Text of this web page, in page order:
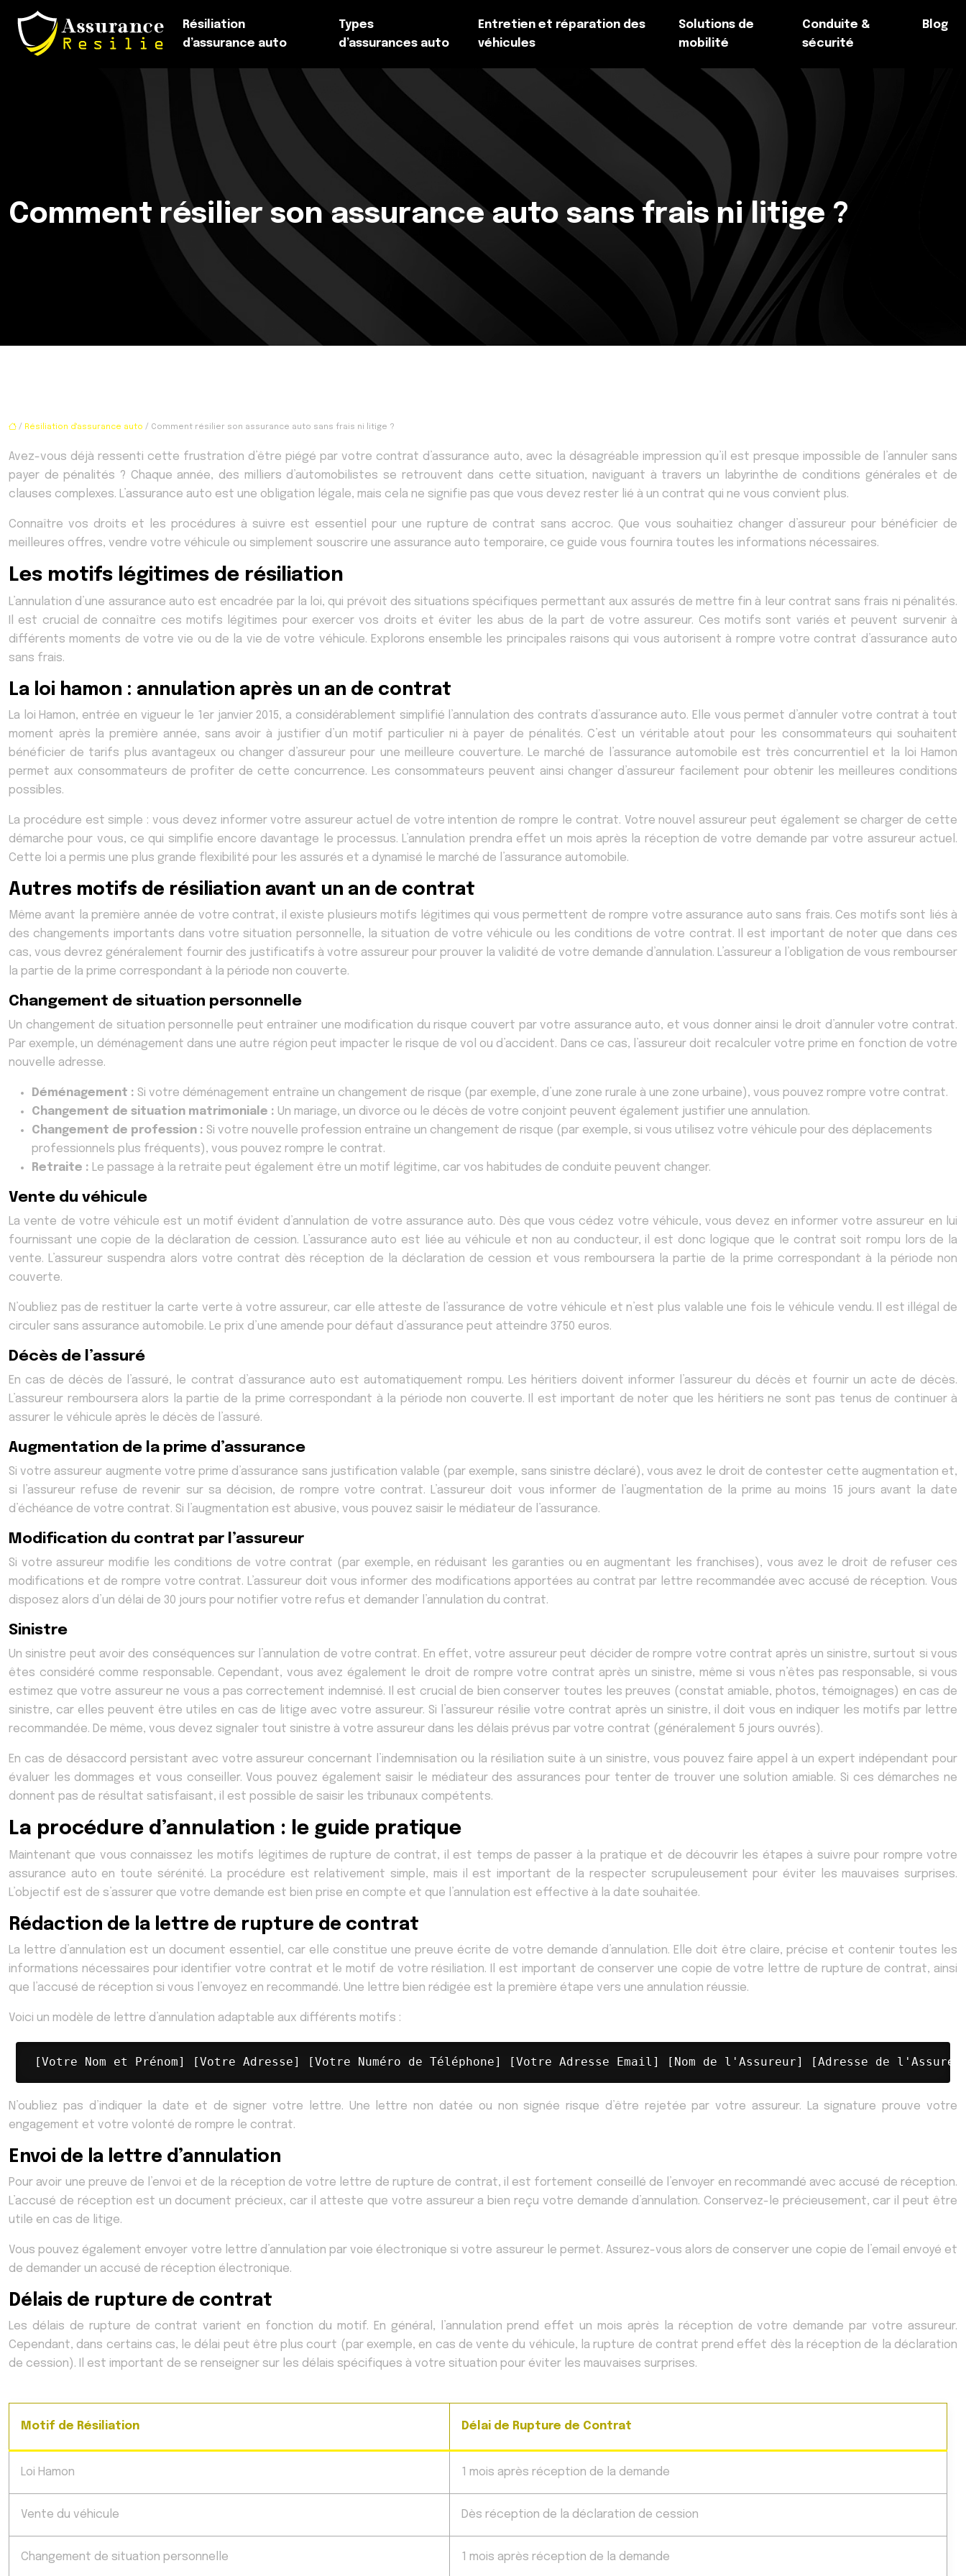
Résiliation
d’assurance auto
Types
d’assurances auto
Entretien et réparation des
véhicules
Solutions de
mobilité
Conduite &
sécurité
Blog
Comment résilier son assurance auto sans frais ni litige ?
/ Résiliation d'assurance auto / Comment résilier son assurance auto sans frais ni litige ?
Avez-vous déjà ressenti cette frustration d’être piégé par votre contrat d’assurance auto, avec la désagréable impression qu’il est presque impossible de l’annuler sans
payer de pénalités ? Chaque année, des milliers d’automobilistes se retrouvent dans cette situation, naviguant à travers un labyrinthe de conditions générales et de
clauses complexes. L’assurance auto est une obligation légale, mais cela ne signifie pas que vous devez rester lié à un contrat qui ne vous convient plus.
Connaître vos droits et les procédures à suivre est essentiel pour une rupture de contrat sans accroc. Que vous souhaitiez changer d’assureur pour bénéficier de
meilleures offres, vendre votre véhicule ou simplement souscrire une assurance auto temporaire, ce guide vous fournira toutes les informations nécessaires.
Les motifs légitimes de résiliation
L’annulation d’une assurance auto est encadrée par la loi, qui prévoit des situations spécifiques permettant aux assurés de mettre fin à leur contrat sans frais ni pénalités.
Il est crucial de connaître ces motifs légitimes pour exercer vos droits et éviter les abus de la part de votre assureur. Ces motifs sont variés et peuvent survenir à
différents moments de votre vie ou de la vie de votre véhicule. Explorons ensemble les principales raisons qui vous autorisent à rompre votre contrat d’assurance auto
sans frais.
La loi hamon : annulation après un an de contrat
La loi Hamon, entrée en vigueur le 1er janvier 2015, a considérablement simplifié l’annulation des contrats d’assurance auto. Elle vous permet d’annuler votre contrat à tout
moment après la première année, sans avoir à justifier d’un motif particulier ni à payer de pénalités. C’est un véritable atout pour les consommateurs qui souhaitent
bénéficier de tarifs plus avantageux ou changer d’assureur pour une meilleure couverture. Le marché de l’assurance automobile est très concurrentiel et la loi Hamon
permet aux consommateurs de profiter de cette concurrence. Les consommateurs peuvent ainsi changer d’assureur facilement pour obtenir les meilleures conditions
possibles.
La procédure est simple : vous devez informer votre assureur actuel de votre intention de rompre le contrat. Votre nouvel assureur peut également se charger de cette
démarche pour vous, ce qui simplifie encore davantage le processus. L’annulation prendra effet un mois après la réception de votre demande par votre assureur actuel.
Cette loi a permis une plus grande flexibilité pour les assurés et a dynamisé le marché de l’assurance automobile.
Autres motifs de résiliation avant un an de contrat
Même avant la première année de votre contrat, il existe plusieurs motifs légitimes qui vous permettent de rompre votre assurance auto sans frais. Ces motifs sont liés à
des changements importants dans votre situation personnelle, la situation de votre véhicule ou les conditions de votre contrat. Il est important de noter que dans ces
cas, vous devrez généralement fournir des justificatifs à votre assureur pour prouver la validité de votre demande d’annulation. L’assureur a l’obligation de vous rembourser
la partie de la prime correspondant à la période non couverte.
Changement de situation personnelle
Un changement de situation personnelle peut entraîner une modification du risque couvert par votre assurance auto, et vous donner ainsi le droit d’annuler votre contrat.
Par exemple, un déménagement dans une autre région peut impacter le risque de vol ou d’accident. Dans ce cas, l’assureur doit recalculer votre prime en fonction de votre
nouvelle adresse.
Déménagement : Si votre déménagement entraîne un changement de risque (par exemple, d’une zone rurale à une zone urbaine), vous pouvez rompre votre contrat.
Changement de situation matrimoniale : Un mariage, un divorce ou le décès de votre conjoint peuvent également justifier une annulation.
Changement de profession : Si votre nouvelle profession entraîne un changement de risque (par exemple, si vous utilisez votre véhicule pour des déplacements
professionnels plus fréquents), vous pouvez rompre le contrat.
Retraite : Le passage à la retraite peut également être un motif légitime, car vos habitudes de conduite peuvent changer.
Vente du véhicule
La vente de votre véhicule est un motif évident d’annulation de votre assurance auto. Dès que vous cédez votre véhicule, vous devez en informer votre assureur en lui
fournissant une copie de la déclaration de cession. L’assurance auto est liée au véhicule et non au conducteur, il est donc logique que le contrat soit rompu lors de la
vente. L’assureur suspendra alors votre contrat dès réception de la déclaration de cession et vous remboursera la partie de la prime correspondant à la période non
couverte.
N’oubliez pas de restituer la carte verte à votre assureur, car elle atteste de l’assurance de votre véhicule et n’est plus valable une fois le véhicule vendu. Il est illégal de
circuler sans assurance automobile. Le prix d’une amende pour défaut d’assurance peut atteindre 3750 euros.
Décès de l’assuré
En cas de décès de l’assuré, le contrat d’assurance auto est automatiquement rompu. Les héritiers doivent informer l’assureur du décès et fournir un acte de décès.
L’assureur remboursera alors la partie de la prime correspondant à la période non couverte. Il est important de noter que les héritiers ne sont pas tenus de continuer à
assurer le véhicule après le décès de l’assuré.
Augmentation de la prime d’assurance
Si votre assureur augmente votre prime d’assurance sans justification valable (par exemple, sans sinistre déclaré), vous avez le droit de contester cette augmentation et,
si l’assureur refuse de revenir sur sa décision, de rompre votre contrat. L’assureur doit vous informer de l’augmentation de la prime au moins 15 jours avant la date
d’échéance de votre contrat. Si l’augmentation est abusive, vous pouvez saisir le médiateur de l’assurance.
Modification du contrat par l’assureur
Si votre assureur modifie les conditions de votre contrat (par exemple, en réduisant les garanties ou en augmentant les franchises), vous avez le droit de refuser ces
modifications et de rompre votre contrat. L’assureur doit vous informer des modifications apportées au contrat par lettre recommandée avec accusé de réception. Vous
disposez alors d’un délai de 30 jours pour notifier votre refus et demander l’annulation du contrat.
Sinistre
Un sinistre peut avoir des conséquences sur l’annulation de votre contrat. En effet, votre assureur peut décider de rompre votre contrat après un sinistre, surtout si vous
êtes considéré comme responsable. Cependant, vous avez également le droit de rompre votre contrat après un sinistre, même si vous n’êtes pas responsable, si vous
estimez que votre assureur ne vous a pas correctement indemnisé. Il est crucial de bien conserver toutes les preuves (constat amiable, photos, témoignages) en cas de
sinistre, car elles peuvent être utiles en cas de litige avec votre assureur. Si l’assureur résilie votre contrat après un sinistre, il doit vous en indiquer les motifs par lettre
recommandée. De même, vous devez signaler tout sinistre à votre assureur dans les délais prévus par votre contrat (généralement 5 jours ouvrés).
En cas de désaccord persistant avec votre assureur concernant l’indemnisation ou la résiliation suite à un sinistre, vous pouvez faire appel à un expert indépendant pour
évaluer les dommages et vous conseiller. Vous pouvez également saisir le médiateur des assurances pour tenter de trouver une solution amiable. Si ces démarches ne
donnent pas de résultat satisfaisant, il est possible de saisir les tribunaux compétents.
La procédure d’annulation : le guide pratique
Maintenant que vous connaissez les motifs légitimes de rupture de contrat, il est temps de passer à la pratique et de découvrir les étapes à suivre pour rompre votre
assurance auto en toute sérénité. La procédure est relativement simple, mais il est important de la respecter scrupuleusement pour éviter les mauvaises surprises.
L’objectif est de s’assurer que votre demande est bien prise en compte et que l’annulation est effective à la date souhaitée.
Rédaction de la lettre de rupture de contrat
La lettre d’annulation est un document essentiel, car elle constitue une preuve écrite de votre demande d’annulation. Elle doit être claire, précise et contenir toutes les
informations nécessaires pour identifier votre contrat et le motif de votre résiliation. Il est important de conserver une copie de votre lettre de rupture de contrat, ainsi
que l’accusé de réception si vous l’envoyez en recommandé. Une lettre bien rédigée est la première étape vers une annulation réussie.
Voici un modèle de lettre d’annulation adaptable aux différents motifs :
[Votre Nom et Prénom] [Votre Adresse] [Votre Numéro de Téléphone] [Votre Adresse Email] [Nom de l'Assureur] [Adresse de
N’oubliez pas d’indiquer la date et de signer votre lettre. Une lettre non datée ou non signée risque d’être rejetée par votre assureur. La signature prouve votre
engagement et votre volonté de rompre le contrat.
Envoi de la lettre d’annulation
Pour avoir une preuve de l’envoi et de la réception de votre lettre de rupture de contrat, il est fortement conseillé de l’envoyer en recommandé avec accusé de réception.
L’accusé de réception est un document précieux, car il atteste que votre assureur a bien reçu votre demande d’annulation. Conservez-le précieusement, car il peut être
utile en cas de litige.
Vous pouvez également envoyer votre lettre d’annulation par voie électronique si votre assureur le permet. Assurez-vous alors de conserver une copie de l’email envoyé et
de demander un accusé de réception électronique.
Délais de rupture de contrat
Les délais de rupture de contrat varient en fonction du motif. En général, l’annulation prend effet un mois après la réception de votre demande par votre assureur.
Cependant, dans certains cas, le délai peut être plus court (par exemple, en cas de vente du véhicule, la rupture de contrat prend effet dès la réception de la déclaration
de cession). Il est important de se renseigner sur les délais spécifiques à votre situation pour éviter les mauvaises surprises.
Motif de Résiliation Délai de Rupture de Contrat
Loi Hamon 1 mois après réception de la demande
Vente du véhicule Dès réception de la déclaration de cession
Changement de situation personnelle 1 mois après réception de la demande